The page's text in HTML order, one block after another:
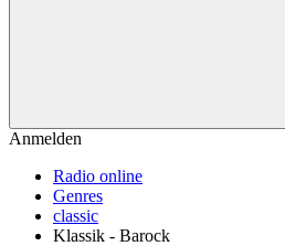
Anmelden
Radio online
Genres
classic
Klassik - Barock